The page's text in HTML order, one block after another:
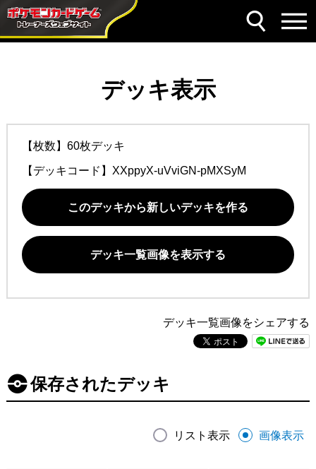
デッキ表示
【枚数】60枚デッキ
【デッキコード】 XXppyX-uVviGN-pMXSyM
このデッキから新しいデッキを作る
デッキ一覧画像を表示する
デッキ一覧画像をシェアする
保存されたデッキ
リスト表示 画像表示